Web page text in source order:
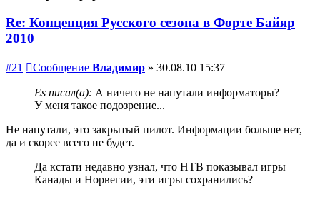
Re: Концепция Русского сезона в Форте Байяр
2010
#21 Сообщение Владимир » 30.08.10 15:37
Es писал(а): А ничего не напутали информаторы?
У меня такое подозрение...
Не напутали, это закрытый пилот. Информации больше нет,
да и скорее всего не будет.
Да кстати недавно узнал, что НТВ показывал игры
Канады и Норвегии, эти игры сохранились?